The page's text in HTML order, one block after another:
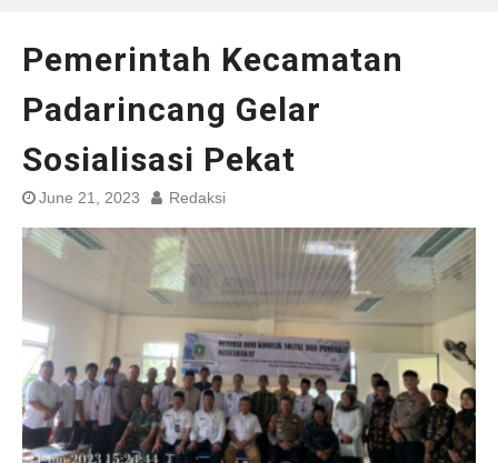
Pemerintah Kecamatan
Padarincang Gelar
Sosialisasi Pekat
June 21, 2023 Redaksi